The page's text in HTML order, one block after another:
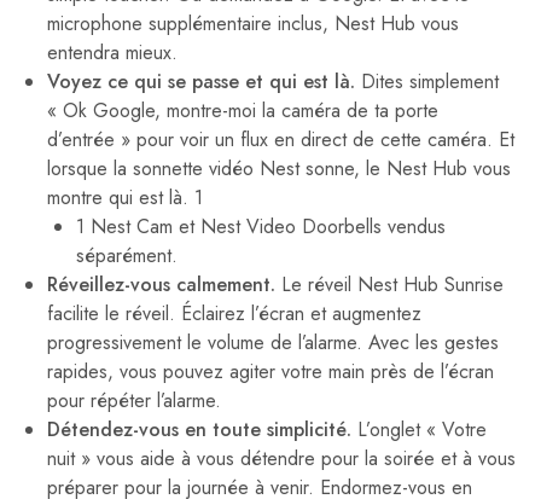
microphone supplémentaire inclus, Nest Hub vous
entendra mieux.
Voyez ce qui se passe et qui est là. Dites simplement
« Ok Google, montre-moi la caméra de ta porte
d’entrée » pour voir un flux en direct de cette caméra. Et
lorsque la sonnette vidéo Nest sonne, le Nest Hub vous
montre qui est là. 1
1 Nest Cam et Nest Video Doorbells vendus
séparément.
Réveillez-vous calmement. Le réveil Nest Hub Sunrise
facilite le réveil. Éclairez l’écran et augmentez
progressivement le volume de l’alarme. Avec les gestes
rapides, vous pouvez agiter votre main près de l’écran
pour répéter l’alarme.
Détendez-vous en toute simplicité. L’onglet « Votre
nuit » vous aide à vous détendre pour la soirée et à vous
préparer pour la journée à venir. Endormez-vous en